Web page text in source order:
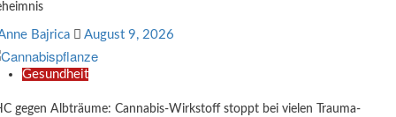
Bajrica August 9, 2026
Gesundheit
gegen Albträume: Cannabis-Wirkstoff stoppt bei vielen Trauma-